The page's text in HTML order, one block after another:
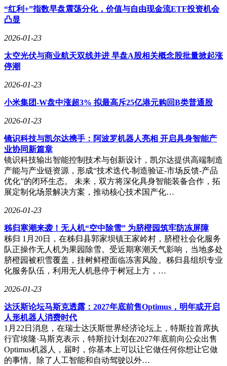
“红利+”指数早盘震荡分化，价值与自由现金流ETF投资机会
凸显
2026-01-23
太空光伏与商业航天双线并进 早盘A股相关概念股批量掀起涨
停潮
2026-01-23
小米集团-W盘中涨超3% 拟最高斥25亿港元购回B类普通股
2026-01-23
镜识科技与凯尔达携手：阿波罗机器人亮相 开启具身智能产
业协同新篇章
镜识科技输出智能控制技术与创新设计，凯尔达提供高端制造
产能与产业链资源，形成“技术迭代-制造验证-市场反馈-产品
优化”的闭环生态。 未来，双方将深化具身智能装备合作，拓
展定制化场景解决方案，推动核心技术国产化…
2026-01-23
秭归寒潮来袭！无人机“空中除雪” 为脐橙园筑牢防冻屏障
秭归 1月20日，在秭归县郭家坝镇王家岭村，脐橙社会化服务
队正操作无人机为果园除雪。受近期寒潮天气影响，当地多处
脐橙园被积雪覆盖，挂树鲜橙面临冻害风险。秭归县组织专业
化服务队伍，利用无人机悬停于树冠上方，…
2026-01-23
达沃斯论坛马斯克透露：2027年底前售Optimus，明年或开启
人形机器人消费时代
1月22日消息，在瑞士达沃斯世界经济论坛上，特斯拉首席执
行官埃隆·马斯克表示，特斯拉计划在2027年底前向公众出售
Optimus机器人，届时，你基本上可以让它做任何你想让它做
的事情。除了人工智能和自动驾驶以外…